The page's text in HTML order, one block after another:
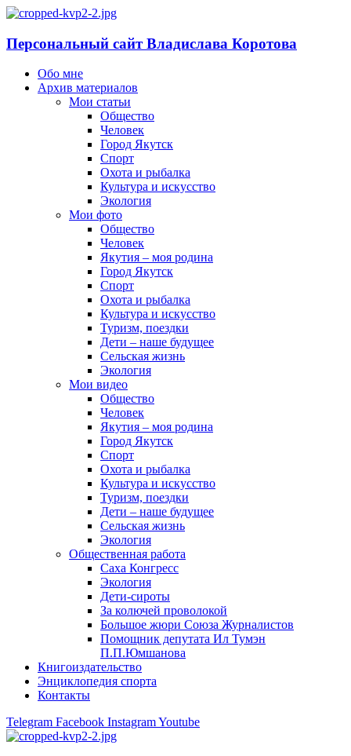
Персональный сайт Владислава Коротова
Обо мне
Архив материалов
Мои статьи
Общество
Человек
Город Якутск
Спорт
Охота и рыбалка
Культура и искусство
Экология
Мои фото
Общество
Человек
Якутия – моя родина
Город Якутск
Спорт
Охота и рыбалка
Культура и искусство
Туризм, поездки
Дети – наше будущее
Сельская жизнь
Экология
Мои видео
Общество
Человек
Якутия – моя родина
Город Якутск
Спорт
Охота и рыбалка
Культура и искусство
Туризм, поездки
Дети – наше будущее
Сельская жизнь
Экология
Общественная работа
Саха Конгресс
Экология
Дети-сироты
За колючей проволокой
Большое жюри Союза Журналистов
Помощник депутата Ил Тумэн
П.П.Юмшанова
Книгоиздательство
Энциклопедия спорта
Контакты
Telegram Facebook InstagramYoutube